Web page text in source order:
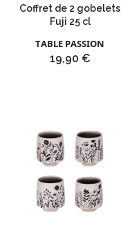
Coffret de 2 gobelets
Fuji 25 cl
TABLE PASSION
Prix
19,90 €